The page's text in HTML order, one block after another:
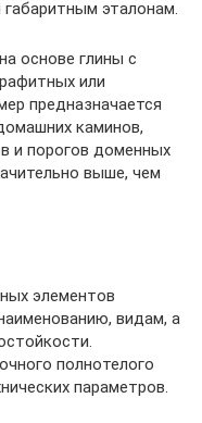
эталонам.
основе глины с
или
предназначается
каминов,
и порогов доменных
выше, чем
элементов
видам, а
полнотелого
параметров.